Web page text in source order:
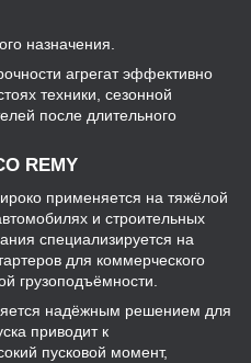
назначения.
агрегат эффективно
техники, сезонной
после длительного
REMY
применяется на тяжёлой
и строительных
специализируется на
для коммерческого
грузоподъёмности.
надёжным решением для
приводит к
пусковой момент,